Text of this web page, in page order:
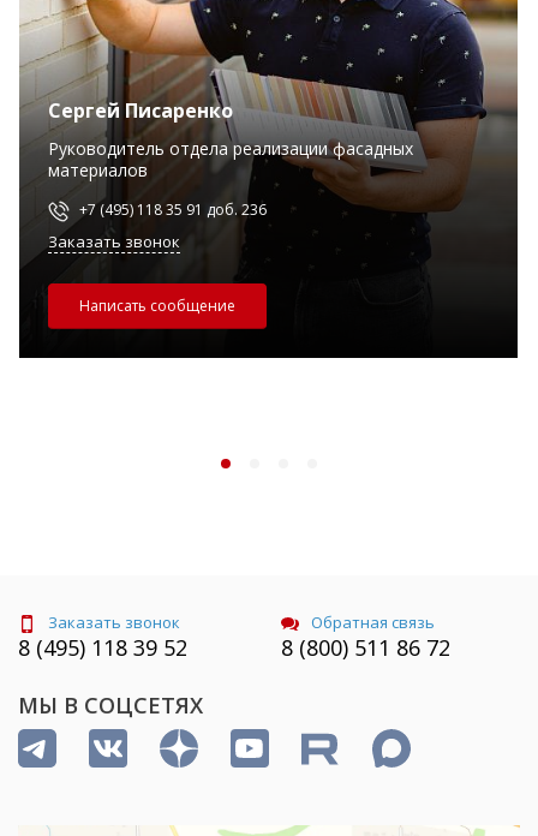
Сергей Писаренко
Руководитель отдела реализации фасадных
материалов
+7 (495) 118 35 91 доб. 236
Заказать звонок
Написать сообщение
Заказать звонок
8 (495) 118 39 52
Обратная связь
8 (800) 511 86 72
МЫ В СОЦСЕТЯХ